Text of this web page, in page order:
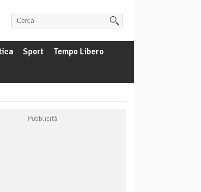
Sport
Tempo Libero